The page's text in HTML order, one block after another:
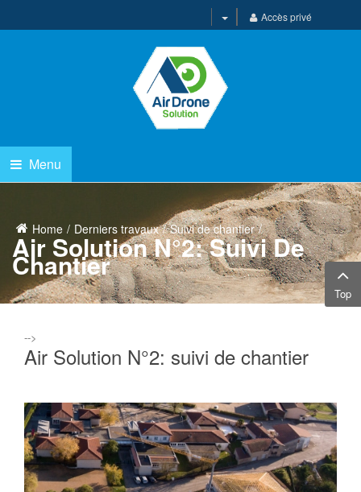
Accès privé
Menu
Home Derniers travaux Suivi de chantier
Air Solution N°2: Suivi De
Chantier
-->
Air Solution N°2: suivi de chantier
Top